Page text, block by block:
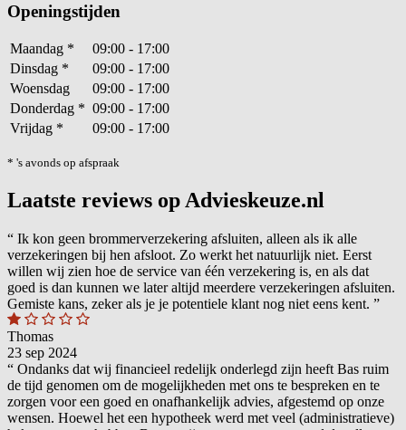
Openingstijden
Maandag *
09:00 - 17:00
Dinsdag *
09:00 - 17:00
Woensdag
09:00 - 17:00
Donderdag * 09:00 - 17:00
Vrijdag * 09:00 - 17:00
* 's avonds op afspraak
Laatste reviews op Advieskeuze.nl
“ Ik kon geen brommerverzekering afsluiten, alleen als ik alle
verzekeringen bij hen afsloot. Zo werkt het natuurlijk niet. Eerst
willen wij zien hoe de service van één verzekering is, en als dat
goed is dan kunnen we later altijd meerdere verzekeringen afsluiten.
Gemiste kans, zeker als je je potentiele klant nog niet eens kent. ”
Thomas
23 sep 2024
“ Ondanks dat wij financieel redelijk onderlegd zijn heeft Bas ruim
de tijd genomen om de mogelijkheden met ons te bespreken en te
zorgen voor een goed en onafhankelijk advies, afgestemd op onze
wensen. Hoewel het een hypotheek werd met veel (administratieve)